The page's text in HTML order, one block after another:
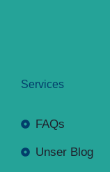
Services
FAQs
Unser Blog